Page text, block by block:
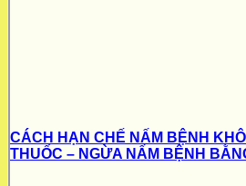
CÁCH HẠN CHẾ NẤM BỆNH
THUỐC – NGỪA NẤM BỆNH